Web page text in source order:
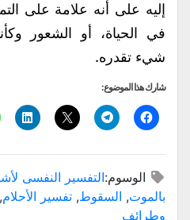
إليه على أنه علامة على
في الحياة، أو الشعور
شيء تقدره.
شارك هذا الموضوع:
انقر
للمشاركة
(فتح
نافذة
جديدة)
انقر
للمشاركة
(فتح
نافذة
جديدة)
النقر
للمشاركة
(فتح
نافذة
جديدة)
(فتح
في
الوسوم:التفسير النفسى لأشهر 7
بالموت, السقوط, تفسير الأحلام,
وطرائف